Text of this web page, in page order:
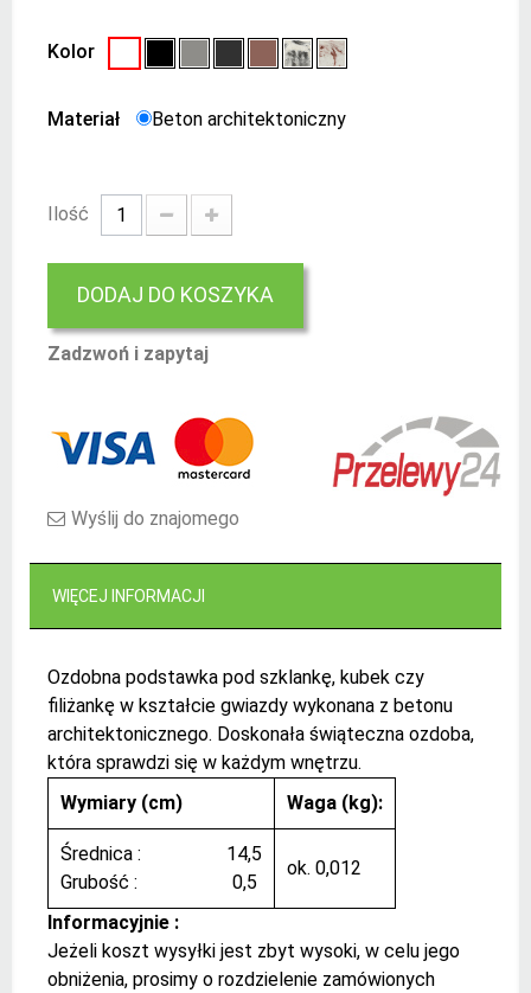
Kolor
Materiał Beton architektoniczny
Ilość
DODAJ DO KOSZYKA
Zadzwoń i zapytaj
Wyślij do znajomego
WIĘCEJ INFORMACJI
Ozdobna podstawka pod szklankę, kubek czy
filiżankę w kształcie gwiazdy wykonana z betonu
architektonicznego. Doskonała świąteczna ozdoba,
która sprawdzi się w każdym wnętrzu.
Wymiary (cm)
Waga (kg):
Średnica : 14,5
Grubość : 0,5
ok. 0,012
Informacyjnie :
Jeżeli koszt wysyłki jest zbyt wysoki, w celu jego
obniżenia, prosimy o rozdzielenie zamówionych